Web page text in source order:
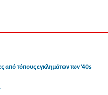
από τόπους εγκλημάτων των ’40s